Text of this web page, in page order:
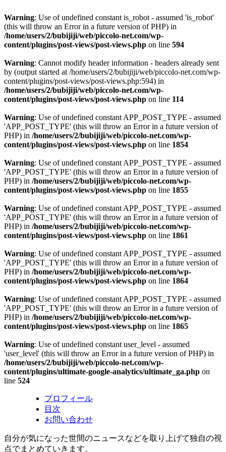
Warning: Use of undefined constant is_robot - assumed 'is_robot'
(this will throw an Error in a future version of PHP) in
/home/users/2/bubijiji/web/piccolo-net.com/wp-
content/plugins/post-views/post-views.php on line 594
Warning: Cannot modify header information - headers already sent
by (output started at /home/users/2/bubijiji/web/piccolo-net.com/wp-
content/plugins/post-views/post-views.php:594) in
/home/users/2/bubijiji/web/piccolo-net.com/wp-
content/plugins/post-views/post-views.php on line 114
Warning: Use of undefined constant APP_POST_TYPE - assumed
'APP_POST_TYPE' (this will throw an Error in a future version of
PHP) in /home/users/2/bubijiji/web/piccolo-net.com/wp-
content/plugins/post-views/post-views.php on line 1854
Warning: Use of undefined constant APP_POST_TYPE - assumed
'APP_POST_TYPE' (this will throw an Error in a future version of
PHP) in /home/users/2/bubijiji/web/piccolo-net.com/wp-
content/plugins/post-views/post-views.php on line 1855
Warning: Use of undefined constant APP_POST_TYPE - assumed
'APP_POST_TYPE' (this will throw an Error in a future version of
PHP) in /home/users/2/bubijiji/web/piccolo-net.com/wp-
content/plugins/post-views/post-views.php on line 1861
Warning: Use of undefined constant APP_POST_TYPE - assumed
'APP_POST_TYPE' (this will throw an Error in a future version of
PHP) in /home/users/2/bubijiji/web/piccolo-net.com/wp-
content/plugins/post-views/post-views.php on line 1864
Warning: Use of undefined constant APP_POST_TYPE - assumed
'APP_POST_TYPE' (this will throw an Error in a future version of
PHP) in /home/users/2/bubijiji/web/piccolo-net.com/wp-
content/plugins/post-views/post-views.php on line 1865
Warning: Use of undefined constant user_level - assumed
'user_level' (this will throw an Error in a future version of PHP) in
/home/users/2/bubijiji/web/piccolo-net.com/wp-
content/plugins/ultimate-google-analytics/ultimate_ga.php on
line 524
プロフィール
目次
お問い合わせ
自分が気になった世間のニュースなどを取り上げて独自の視
点でまとめていきます。